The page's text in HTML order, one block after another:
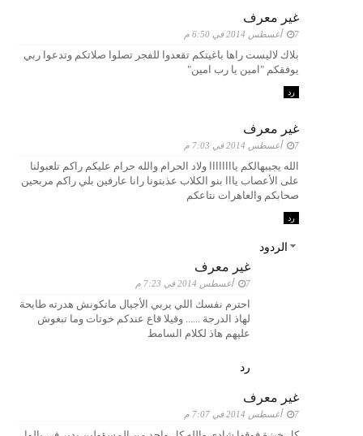
غير معرف
7 أغسطس 2014 في 6:50 م
بلاك لاليست راها باغيتكم تقعدوا للفجر تصلوا صلاتكم وتدعوا ربي
يوفقكم "امين يا رب امين"
رد
غير معرف
7 أغسطس 2014 في 7:03 م
الله يجيبهالكم ياااااااا ولاد الحرام والله حرام عليكم راكم تلعبولنا
على الأعصاب يااا بنو الكلاب عذبتونا رانا عارفين بلي راكم مربحين
صحابكم والعاهرات نتاعكم
رد
الردود
غير معرف
7 أغسطس 2014 في 7:23 م
احترم نفسك اللي يربي الأجيال ماتكونش هدرته طايحة
لهاذ الدرجة ...... وقيلا قاع عندكم خوتات وما تبغوش
عليهم هاذ لكلام السامط
رد
غير معرف
7 أغسطس 2014 في 7:07 م